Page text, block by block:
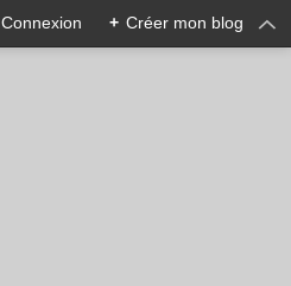
Connexion + Créer mon blog